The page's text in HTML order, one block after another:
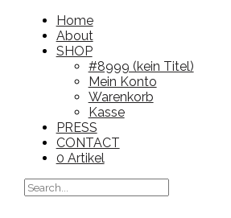
Home
About
SHOP
#8999 (kein Titel)
Mein Konto
Warenkorb
Kasse
PRESS
CONTACT
0 Artikel